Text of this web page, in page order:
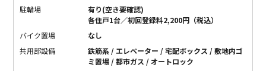
駐輪場
有り(空き要確認)
各住戸1台／初回登録料2,200円（税込）
バイク置場
なし
共用部設備
鉄筋系 / エレベーター / 宅配ボックス / 敷地内ゴ
ミ置場 / 都市ガス / オートロック